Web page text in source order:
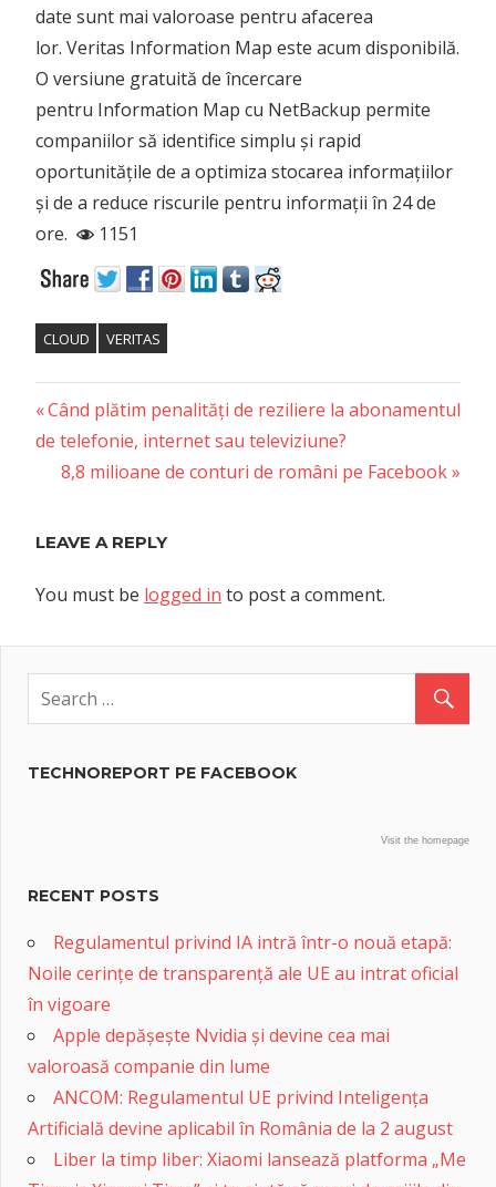
date sunt mai valoroase pentru afacerea
lor. Veritas Information Map este acum disponibilă.
O versiune gratuită de încercare
pentru Information Map cu NetBackup permite
companiilor să identifice simplu și rapid
oportunitățile de a optimiza stocarea informațiilor
și de a reduce riscurile pentru informații în 24 de
ore.
1151
CLOUD VERITAS
Post
navigation
Previous
Post:
Când plătim penalități de reziliere la abonamentul
de telefonie, internet sau televiziune?
Next
8,8 milioane de conturi de români pe Facebook
LEAVE A REPLY
You must be logged in to post a comment.
TECHNOREPORT PE FACEBOOK
Visit the homepage
RECENT POSTS
Regulamentul privind IA intră într-o nouă etapă:
Noile cerințe de transparență ale UE au intrat oficial
în vigoare
Apple depășește Nvidia și devine cea mai
valoroasă companie din lume
ANCOM: Regulamentul UE privind Inteligența
Artificială devine aplicabil în România de la 2 august
Liber la timp liber: Xiaomi lansează platforma „Me